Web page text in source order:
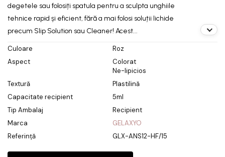
degetele sau folosiți spatula pentru a sculpta unghiile
tehnice rapid și eficient, fără a mai folosi soluții lichide
precum Slip Solution sau Cleaner! Acest...
Culoare
Roz
Aspect
Colorat
Ne-lipicios
Textură
Plastilină
Capacitate recipient
5ml
Tip Ambalaj
Recipient
Marca
GELAXYO
Referință
GLX-ANS12-HF/15